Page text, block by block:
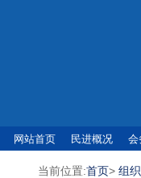
网站首页 民进概况 会
当前位置:首页>组